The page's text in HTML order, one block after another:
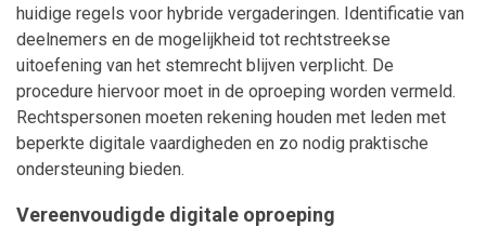
huidige regels voor hybride vergaderingen. Identificatie van
deelnemers en de mogelijkheid tot rechtstreekse
uitoefening van het stemrecht blijven verplicht. De
procedure hiervoor moet in de oproeping worden vermeld.
Rechtspersonen moeten rekening houden met leden met
beperkte digitale vaardigheden en zo nodig praktische
ondersteuning bieden.
Vereenvoudigde digitale oproeping